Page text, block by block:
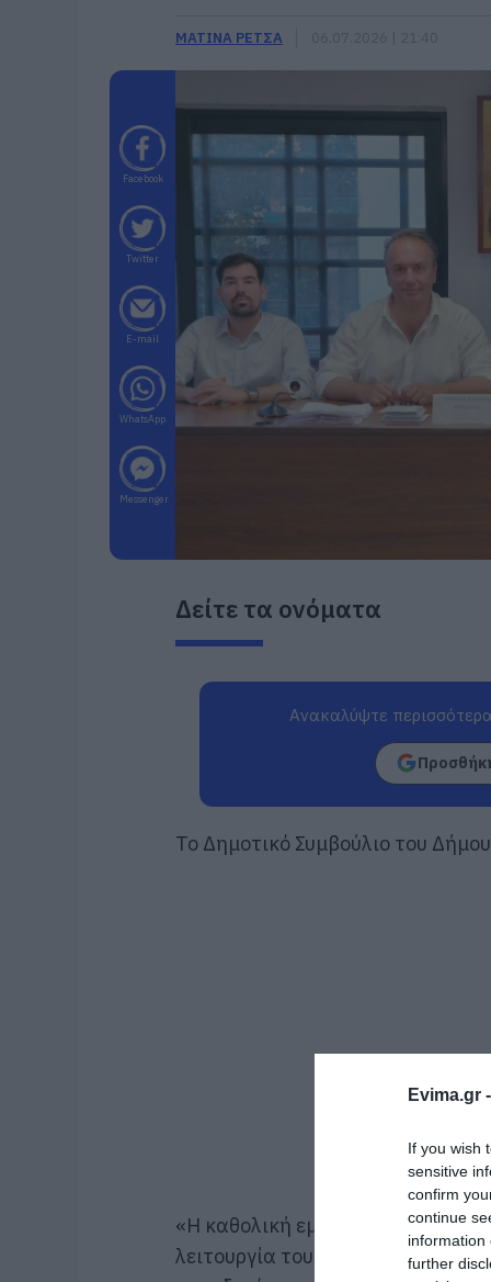
Evima.gr -
If you wish
sensitive
confirm
continue
information
further
ΜΑΤΙΝΑ ΡΕΤΣΑ
Facebook
Twitter
E-mail
WhatsApp
Messenger
Δείτε τα ονόματα
Ανακαλύψτε
Το Δημοτικό Συμβούλιο του
«Η καθολική εμπιστοσύνη στο
λειτουργία του οργάνου και η